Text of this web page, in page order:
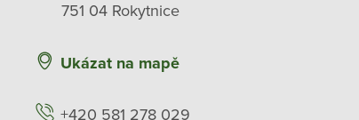
751 04 Rokytnice
Ukázat na mapě
+420 581 278 029